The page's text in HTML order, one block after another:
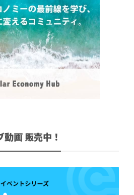
画 販売中！